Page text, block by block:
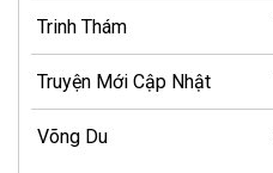
Trinh Thám
Truyện Mới Cập Nhật
Võng Du